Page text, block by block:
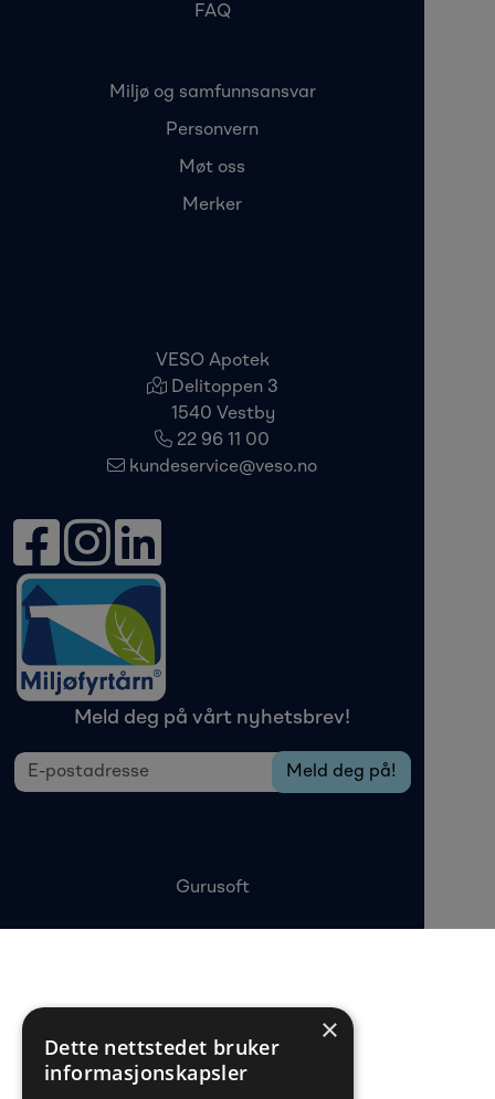
Meld deg på vårt nyhetsbrev!
FAQ
Miljø og samfunnsansvar
Personvern
Møt oss
Merker
VESO Apotek
Delitoppen 3
1540 Vestby
22 96 11 00
kundeservice@veso.no
Gurusoft
×
Dette nettstedet bruker
informasjonskapsler